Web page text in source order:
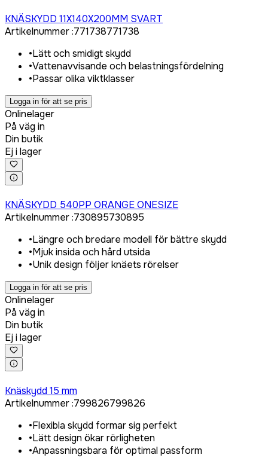
KNÄSKYDD 11X140X200MM SVART
Artikelnummer:771738771738
•Lätt och smidigt skydd
•Vattenavvisande och belastningsfördelning
•Passar olika viktklasser
Logga in för att se pris
Onlinelager
På väg in
Din butik
Ej i lager
KNÄSKYDD 540PP ORANGE ONESIZE
Artikelnummer:730895730895
•Längre och bredare modell för bättre skydd
•Mjuk insida och hård utsida
•Unik design följer knäets rörelser
Logga in för att se pris
Onlinelager
På väg in
Din butik
Ej i lager
Knäskydd 15 mm
Artikelnummer:799826799826
•Flexibla skydd formar sig perfekt
•Lätt design ökar rörligheten
•Anpassningsbara för optimal passform